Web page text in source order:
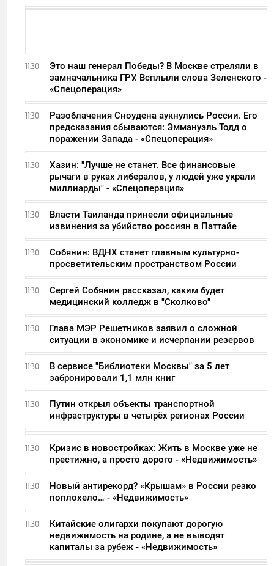
11:30
Это наш генерал Победы? В Москве стреляли в
замначальника ГРУ. Всплыли слова Зеленского -
«Спецоперация»
11:30
Разоблачения Сноудена аукнулись России. Его
предсказания сбываются: Эммануэль Тодд о
поражении Запада - «Спецоперация»
11:30
Хазин: "Лучше не станет. Все финансовые
рычаги в руках либералов, у людей уже украли
миллиарды" - «Спецоперация»
11:30
Власти Таиланда принесли официальные
извинения за убийство россиян в Паттайе
11:30
Собянин: ВДНХ станет главным культурно-
просветительским пространством России
11:30
Сергей Собянин рассказал, каким будет
медицинский колледж в "Сколково"
11:30
Глава МЭР Решетников заявил о сложной
ситуации в экономике и исчерпании резервов
11:30
В сервисе "Библиотеки Москвы" за 5 лет
забронировали 1,1 млн книг
11:30
Путин открыл объекты транспортной
инфраструктуры в четырёх регионах России
11:30
Кризис в новостройках: Жить в Москве уже не
престижно, а просто дорого - «Недвижимость»
11:30
Новый антирекорд? «Крышам» в России резко
поплохело… - «Недвижимость»
11:30
Китайские олигархи покупают дорогую
недвижимость на родине, а не выводят
капиталы за рубеж - «Недвижимость»